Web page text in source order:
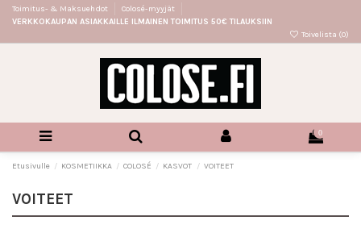
Toimitus- & Maksuehdot
Colosé-myyjät
VERKKOKAUPAN ASIAKKAILLE ILMAINEN TOIMITUS 50€ TILAUKSIIN
Toivelista (0)
0
Etusivulle KOSMETIIKKA COLOSÉ KASVOT VOITEET
VOITEET